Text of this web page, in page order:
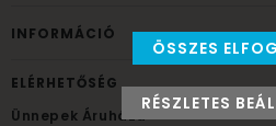
INFORMÁCIÓ
ELÉRHETŐSÉG
Ünnepek Áruháza
ÖSSZES
RÉSZLETES